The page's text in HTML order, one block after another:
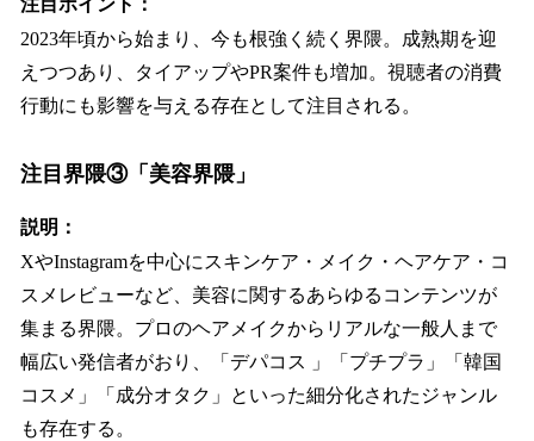
注目ポイント：
2023年頃から始まり、今も根強く続く界隈。成熟期を迎
えつつあり、タイアップやPR案件も増加。視聴者の消費
行動にも影響を与える存在として注目される。
注目界隈③「美容界隈」
説明：
XやInstagramを中心にスキンケア・メイク・ヘアケア・コ
スメレビューなど、美容に関するあらゆるコンテンツが
集まる界隈。プロのヘアメイクからリアルな一般人まで
幅広い発信者がおり、「デパコス 」「プチプラ」「韓国
コスメ」「成分オタク」といった細分化されたジャンル
も存在する。